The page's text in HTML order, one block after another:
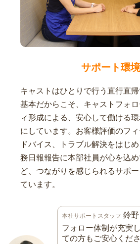
サポート環境
キャストはひとりで行う直行直
基本だからこそ、キャストフォ
ィ形成による、安心して働ける
にしています。お客様評価のフ
ドバイス、トラブル解決をはじ
務日報報告に本部社員が心を込
ど、つながりを感じられるサポ
ています。
本社サポートスタッフ 鈴
フォロー体制が充実
ての方もご安心くださ